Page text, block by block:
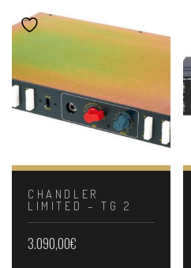
CHANDLER
LIMITED – TG 2
3.090,00€